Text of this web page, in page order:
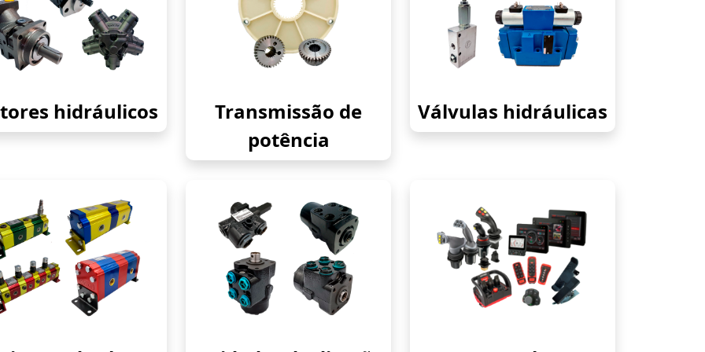
hidráulicos
Transmissão de
potência
Válvulas hidráulicas